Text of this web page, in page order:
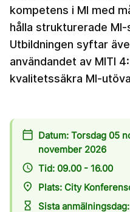
kompetens i MI med
hålla strukturerade
Utbildningen syftar
användandet av MITI
kvalitetssäkra MI-
calendar_today Datum: Torsdag 05
november 2026
access_time Tid: 09.00 - 16.00
place
Plats: City
hourglass_empty
Sista